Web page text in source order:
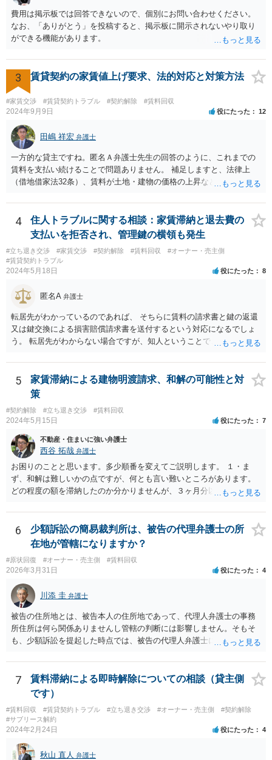
費用は掲示板では回答できないので、個別にお問い合わせください。
なお、「ありがとう」を投稿すると、掲示板に開示されないやり取り
ができる機能があります。
3 賃貸契約の家賃値上げ要求、法的対応と対策方法
#家賃交渉 #賃貸契約トラブル #契約解除 #賃料回収
2024年9月9日 役にたった 12
田嶋 祥宏 弁護士
一方的な貸主ですね。匿名Ａ弁護士先生の回答のように、これまでの
賃料を支払い続けることで問題ありません。 補足しますと、法律上
（借地借家法32条）、賃料が土地・建物の価格の上昇などの経済事情
は、「契約条件にかかわらず」、当事者は賃料の増減を請求できる、
とされています。 「不相当」かどうかは、貸主から、近隣相場の上昇
を示す同種賃貸物件の根拠資料などを提示してもらわないと判断でき
ませんよね。ご相談者様のケースでは、こうした資料が示されていな
いと思われることと、１０％が相当がどうかが分からないので、「不
相当」という判断ができないから賃料増額には応じないという主張が
意の上で行う」という特約があるとのことですが、最高裁判例（S56.
4.20）では、このような特約があっても協議を経ない増額請求も有効
とされているため（本当に賃料が不相当であれば特約に拘束されるの
は不合理だからという考え方です。「契約条件にかかわらず」とはそ
ういう意味です。）、契約違反だから増額には応じないという理論で
いう理論になると思います。 そして、法律上、増額協議が整わない場
合、増額を正当とする判決が確定するまでは相当な賃料（※現在の賃
料）を支払えば足りる、とされています。 もし、貸主が「現在の賃料
なら受け取らない」などと言った場合は、最寄りの法務局に現在の賃
料を供託してください。賃料を支払わないと契約が解除される可能性
がありますので、注意が必要です。
4
住人トラブルに関する相談：家賃滞納と退去費の
支払いを拒否され、管理鍵の横領も発生
#立ち退き交渉 #家賃交渉 #契約解除 #賃料回収
#オーナー・売主側
#賃貸契約トラブル
2024年5月18日 役にたった 8
匿名A 弁護士
転居先がわかっているのであれば、 そちらに賃料の請求書と鍵の返還
又は鍵交換による損害賠償請求書を送付するという対応になるでしょ
う。 転居先がわからない場合ですが、知人ということで、連絡がつく
で、適切な対応が望めない場合は、債権回収を弁護士に依頼すること
をご検討ください。
5
家賃滞納による建物明渡請求、和解の可能性と対
策
#契約解除 #立ち退き交渉 #賃料回収
2024年5月15日 役にたった 7
不動産・住まいに強い弁護士
西谷 拓哉 弁護士
お困りのことと思います。多少順番を変えてご説明します。 １・ま
ず、和解は難しいかの点ですが、何とも言い難いところがあります。
どの程度の額を滞納したのか分かりませんが、３ヶ月分以上滞納した
れたと評価され、来月払えるからと言って、大家があなたとの賃貸借
契約が解約できることに変わりなくなってしまうからです。 そのよう
な場合、相手が、「もう出て行って欲しい」と考えていれば、引き続
き居住する前提での和解は難しい可能性があります。 ２・弁護士が事
件の見通しをたてるにも、賃料滞納状況で見立てが変わりますし、そ
もそも賃料滞納状況によってはご希望に沿える活動を保障できず、 依
頼を受けられないかもしれないです。依頼を受けるにしても厳しめの
リスクを踏まえた上でのものとなる可能性があります。 定型的な事件
依頼となるかもわからず、着手金額もなんともいえないと思います。
複数事務所にあたり、着手金額を確認されるとよいと思います。 ３・
弁護士が依頼を受ければ代わりに裁判所とのやりとりを行うことが可
能です。双方に弁護士がついていればウェブ会議で裁判を実施する場
合もあるでしょう。 ただし、ご本人さんも同行してもらう必要が和解
協議の場合だとあると思います。
6
少額訴訟の簡易裁判所は、被告の代理弁護士の所
在地が管轄になりますか？
#原状回復 #オーナー・売主側 #賃料回収
2026年3月31日 役にたった 4
川添 圭 弁護士
被告の住所地とは、被告本人の住所地であって、代理人弁護士の事務
所住所は何ら関係ありませんし管轄の判断には影響しません。そもそ
も、少額訴訟を提起した時点では、被告の代理人弁護士には民事訴訟
7
賃料滞納による即時解除についての相談（貸主側
です）
#賃料回収 #賃貸契約トラブル #立ち退き交渉 #オーナー・売主側
#契約解除
#サブリース解約
2024年2月24日 役にたった 4
秋山 直人 弁護士